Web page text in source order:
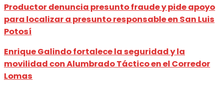
Productor denuncia presunto fraude y pide apoyo
para localizar a presunto responsable en San Luis
Potosí
Enrique Galindo fortalece la seguridad y la
movilidad con Alumbrado Táctico en el Corredor
Lomas